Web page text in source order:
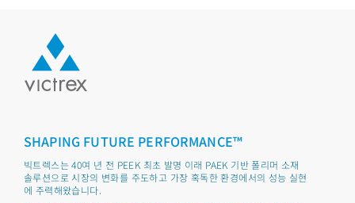
SHAPING FUTURE PERFORMANCE™
빅트렉스는 40여 년 전 PEEK 최초 발명 이래 PAEK 기반 폴리머 소재
솔루션으로 시장의 변화를 주도하고 가장 혹독한 환경에서의 성능 실현
에 주력해왔습니다.